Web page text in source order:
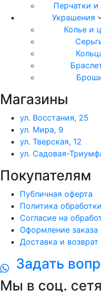
Перчатки
Украшения
Колье и
Магазины
ул. Восстания, 25
ул. Мира, 9
ул. Тверская, 12
ул. Садовая-
Покупателям
Публичная оферта
Политика
Согласие на
Оформление заказа
Доставка и возврат
Задать
Мы в соц.